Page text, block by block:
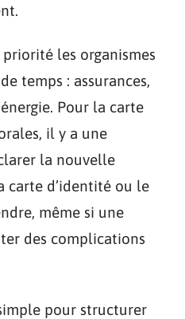
les organismes
temps : assurances,
Pour la carte
il y a une
la nouvelle
carte d’identité ou le
même si une
des complications
pour structurer